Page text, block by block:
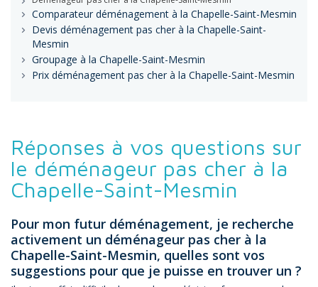
Comparateur déménagement à la Chapelle-Saint-Mesmin
Devis déménagement pas cher à la Chapelle-Saint-
Mesmin
Groupage à la Chapelle-Saint-Mesmin
Prix déménagement pas cher à la Chapelle-Saint-Mesmin
Réponses à vos questions sur
le déménageur pas cher à la
Chapelle-Saint-Mesmin
Pour mon futur déménagement, je recherche
activement un déménageur pas cher à la
Chapelle-Saint-Mesmin, quelles sont vos
suggestions pour que je puisse en trouver un ?